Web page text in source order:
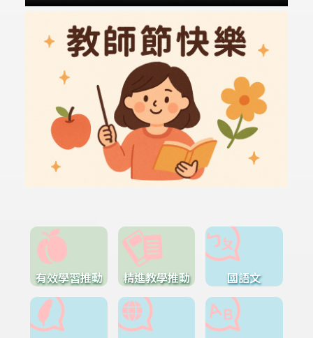
有效學習推動 精進教學推動 國語文